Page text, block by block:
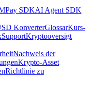
Pay SDKAI Agent SDK
KonverterGlossarKurs-
SupportKryptooversigt
Nachweis der
Krypto-Asset
Richtlinie zu